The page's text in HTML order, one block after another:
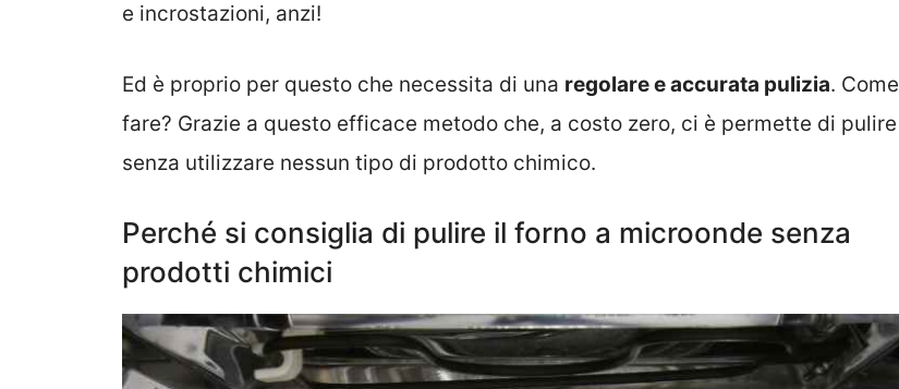
e incrostazioni, anzi!
Ed è proprio per questo che necessita di una regolare e accurata pulizia. Come
fare? Grazie a questo efficace metodo che, a costo zero, ci è permette di pulire
senza utilizzare nessun tipo di prodotto chimico.
Perché si consiglia di pulire il forno a microonde senza
prodotti chimici